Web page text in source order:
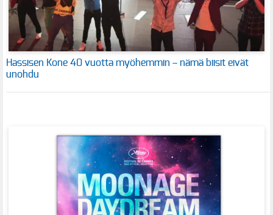
Hassisen Kone 40 vuotta myöhemmin – nämä biisit eivät
unohdu